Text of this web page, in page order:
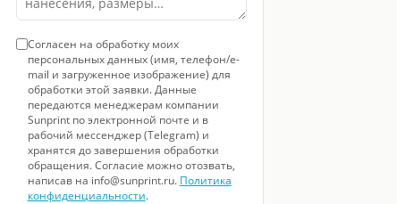
Согласен на обработку моих
персональных данных (имя, телефон/e-
mail и загруженное изображение) для
обработки этой заявки. Данные
передаются менеджерам компании
Sunprint по электронной почте и в
рабочий мессенджер (Telegram) и
хранятся до завершения обработки
обращения. Согласие можно отозвать,
написав на info@sunprint.ru. Политика
конфиденциальности.